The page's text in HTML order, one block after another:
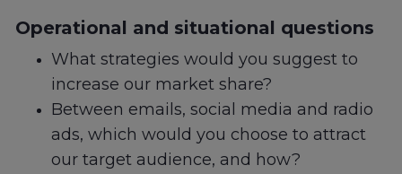
Operational and situational questions
What strategies would you suggest to
increase our market share?
Between emails, social media and radio
ads, which would you choose to attract
our target audience, and how?